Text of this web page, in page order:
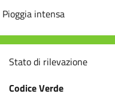
Pioggia intensa
Stato di rilevazione
Codice Verde